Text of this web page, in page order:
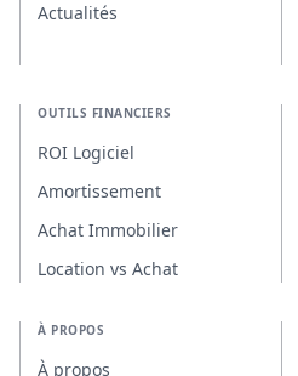
Actualités
OUTILS FINANCIERS
ROI Logiciel
Amortissement
Achat Immobilier
Location vs Achat
À PROPOS
À propos